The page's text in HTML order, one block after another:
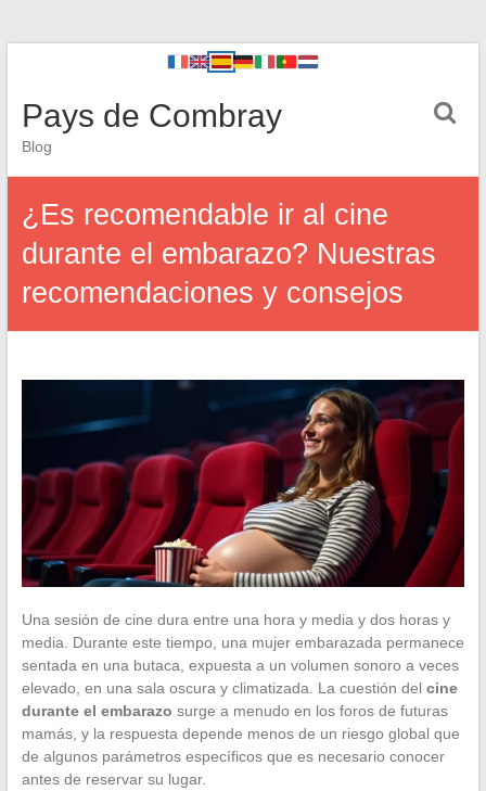
Pays de Combray
Blog
¿Es recomendable ir al cine
durante el embarazo? Nuestras
recomendaciones y consejos
Una sesión de cine dura entre una hora y media y dos horas y
media. Durante este tiempo, una mujer embarazada permanece
sentada en una butaca, expuesta a un volumen sonoro a veces
elevado, en una sala oscura y climatizada. La cuestión del cine
durante el embarazo surge a menudo en los foros de futuras
mamás, y la respuesta depende menos de un riesgo global que
de algunos parámetros específicos que es necesario conocer
antes de reservar su lugar.